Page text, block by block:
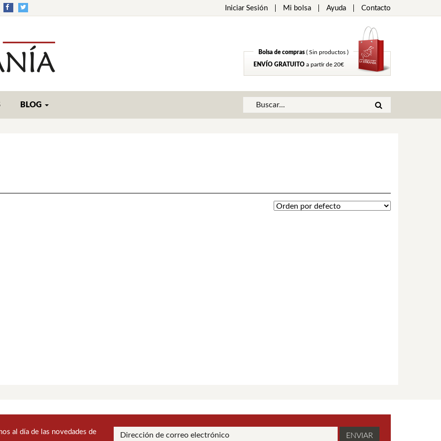
Iniciar Sesión Mi bolsa Ayuda Contacto
Bolsa de compras ( Sin productos )
ENVÍO GRATUITO a partir de 20€
BLOG
al día de las novedades de